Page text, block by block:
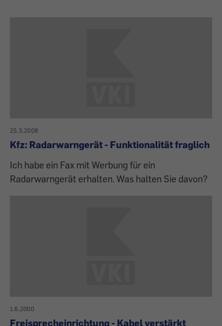
25.3.2008
Kfz: Radarwarngerät - Funktionalität fraglich
Ich habe ein Fax mit Werbung für ein
Radarwarngerät erhalten. Was halten Sie davon?
1.6.2000
Freisprecheinrichtung - Kabel verstärkt